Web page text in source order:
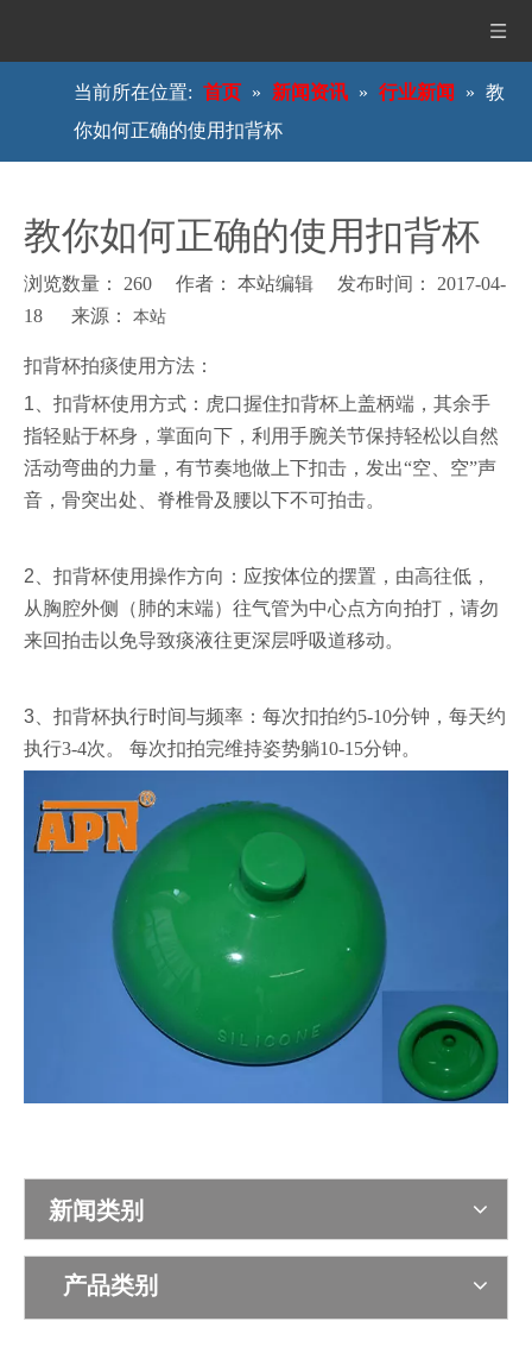
当前所在位置: 首页 » 新闻资讯 » 行业新闻 » 教
你如何正确的使用扣背杯
教你如何正确的使用扣背杯
浏览数量： 260 作者： 本站编辑 发布时间： 2017-04-
18 来源： 本站
["wechat","weibo","qzone","douban","email"]
扣背杯拍痰使用方法：
1、 扣背杯使用方式：虎口握住扣背杯上盖柄端，其余手
指轻贴于杯身，掌面向下，利用手腕关节保持轻松以自然
活动弯曲的力量，有节奏地做上下扣击，发出“空、空”声
音，骨突出处、脊椎骨及腰以下不可拍击。
2、 扣背杯使用操作方向：应按体位的摆置，由高往低，
从胸腔外侧（肺的末端）往气管为中心点方向拍打，请勿
来回拍击以免导致痰液往更深层呼吸道移动。
3、 扣背杯执行时间与频率：每次扣拍约5-10分钟，每天约
执行3-4次。 每次扣拍完维持姿势躺10-15分钟。
新闻类别
产品类别